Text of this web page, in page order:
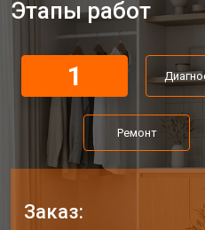
Замена ТЭН стиральной машины
Замена блока управления
Замена заливного клапана
Замена заливного шланга
Замена прессостата
Замена сливного насоса
Этапы работ
1
Ремонт
Заказ: